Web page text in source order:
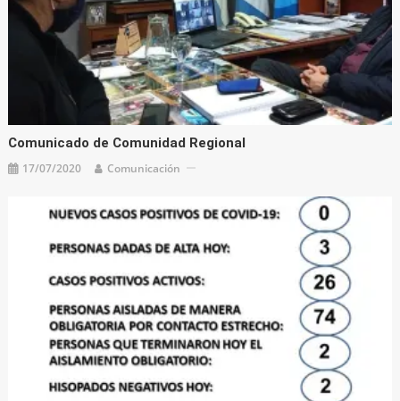
Comunicado de Comunidad Regional
17/07/2020 Comunicación